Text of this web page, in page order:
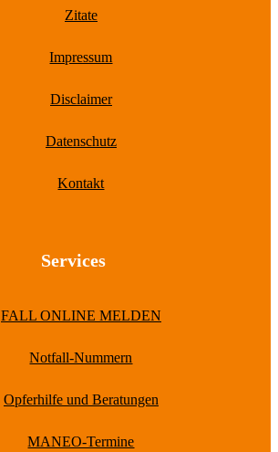
Zitate
Impressum
Disclaimer
Datenschutz
Kontakt
Services
FALL ONLINE MELDEN
Notfall-Nummern
Opferhilfe und Beratungen
MANEO-Termine